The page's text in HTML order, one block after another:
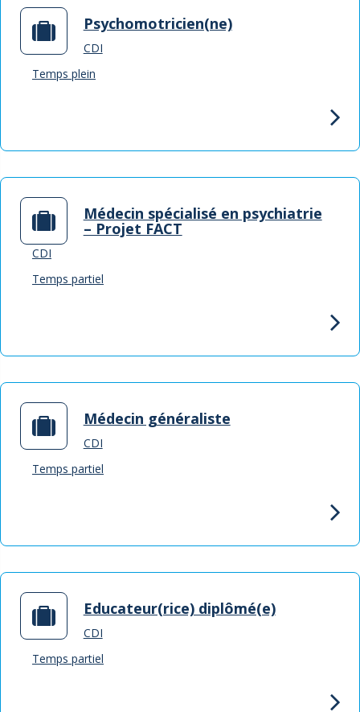
Psychomotricien(ne)
CDI
Temps plein
Médecin spécialisé en psychiatrie
– Projet FACT
CDI
Temps partiel
Médecin généraliste
CDI
Temps partiel
Educateur(rice) diplômé(e)
CDI
Temps partiel